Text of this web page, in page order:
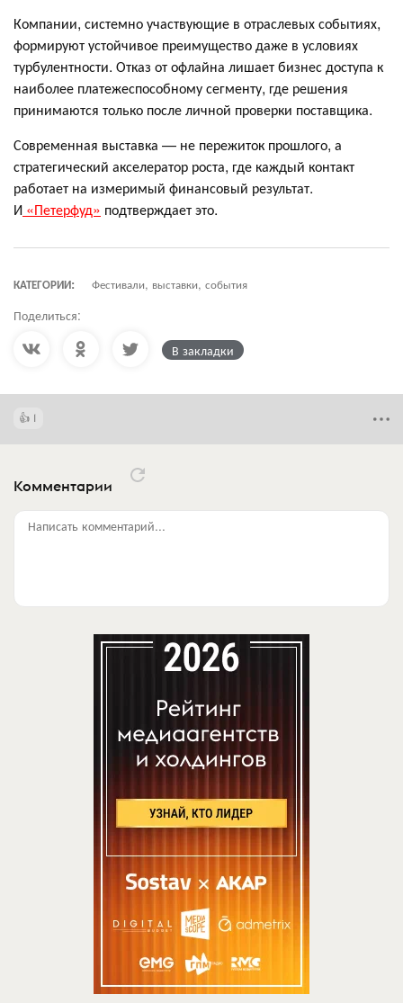
Компании, системно участвующие в отраслевых событиях,
формируют устойчивое преимущество даже в условиях
турбулентности. Отказ от офлайна лишает бизнес доступа к
наиболее платежеспособному сегменту, где решения
принимаются только после личной проверки поставщика.
Современная выставка — не пережиток прошлого, а
стратегический акселератор роста, где каждый контакт
работает на измеримый финансовый результат.
И «Петерфуд» подтверждает это.
КАТЕГОРИИ: Фестивали, выставки, события
Поделиться:
В закладки
1
Комментарии
Написать комментарий...